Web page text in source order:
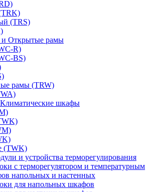
(TRS)
Открытые рамы
R)
BS)
рамы (TRW)
шкафы
(TWK)
и устройства терморегулирования
с терморегулятором и температурным
напольных и настенных
для напольных шкафов